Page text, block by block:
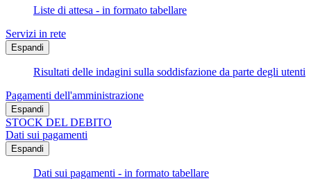
Liste di attesa - in formato tabellare
Servizi in rete
Espandi
Risultati delle indagini sulla soddisfazione da parte degli utenti
Pagamenti dell'amministrazione
Espandi
STOCK DEL DEBITO
Dati sui pagamenti
Espandi
Dati sui pagamenti - in formato tabellare